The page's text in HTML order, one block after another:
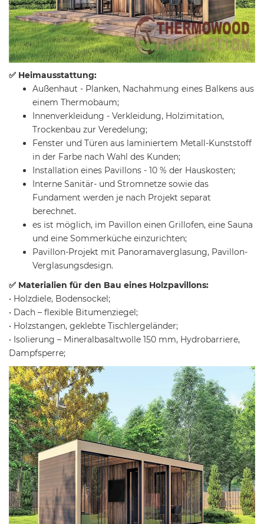
✅ Heimausstattung:
Außenhaut - Planken, Nachahmung eines Balkens aus
einem Thermobaum;
Innenverkleidung - Verkleidung, Holzimitation,
Trockenbau zur Veredelung;
Fenster und Türen aus laminiertem Metall-Kunststoff
in der Farbe nach Wahl des Kunden;
Installation eines Pavillons - 10 % der Hauskosten;
Interne Sanitär- und Stromnetze sowie das
Fundament werden je nach Projekt separat
berechnet.
es ist möglich, im Pavillon einen Grillofen, eine Sauna
und eine Sommerküche einzurichten;
Pavillon-Projekt mit Panoramaverglasung, Pavillon-
Verglasungsdesign.
✅ Materialien für den Bau eines Holzpavillons:
• Holzdiele, Bodensockel;
• Dach – flexible Bitumenziegel;
• Holzstangen, geklebte Tischlergeländer;
• Isolierung – Mineralbasaltwolle 150 mm, Hydrobarriere,
Dampfsperre;